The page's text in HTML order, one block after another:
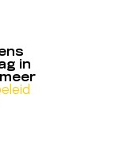
in